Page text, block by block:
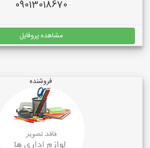
09013018670
مشاهده پروفایل
فروشنده